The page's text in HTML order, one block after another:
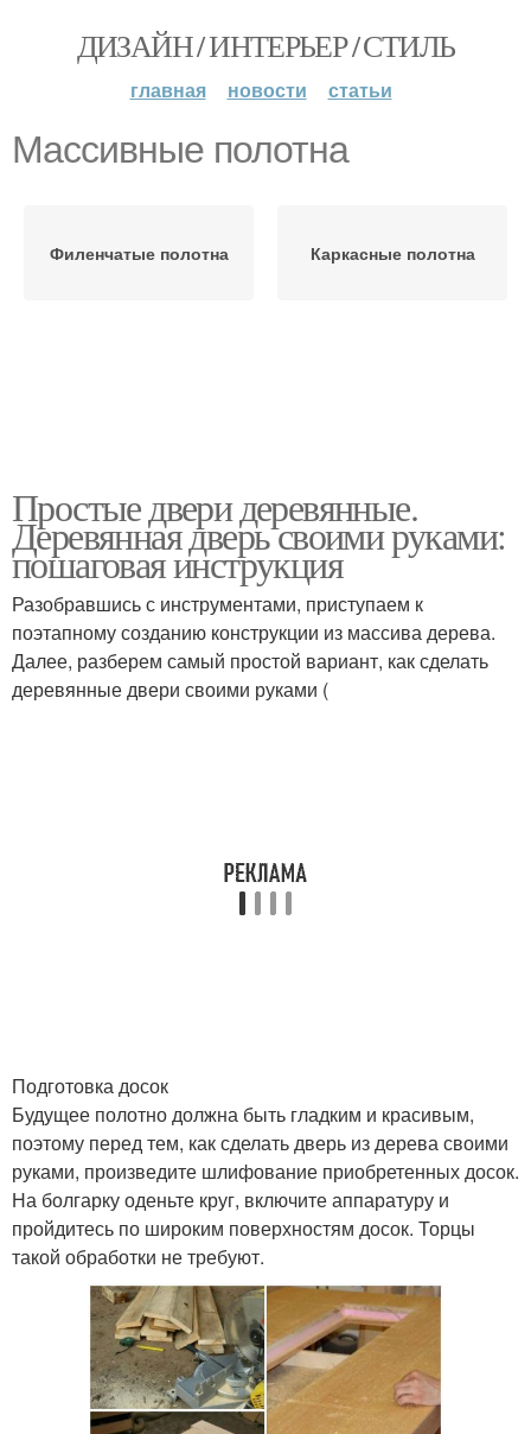
ДИЗАЙН / ИНТЕРЬЕР / СТИЛЬ
главная новости статьи
Массивные полотна
Филенчатые полотна Каркасные полотна
Простые двери деревянные.
Деревянная дверь своими руками:
пошаговая инструкция
Разобравшись с инструментами, приступаем к
поэтапному созданию конструкции из массива дерева.
Далее, разберем самый простой вариант, как сделать
деревянные двери своими руками (
Подготовка досок
Будущее полотно должна быть гладким и красивым,
поэтому перед тем, как сделать дверь из дерева своими
руками, произведите шлифование приобретенных досок.
На болгарку оденьте круг, включите аппаратуру и
пройдитесь по широким поверхностям досок. Торцы
такой обработки не требуют.